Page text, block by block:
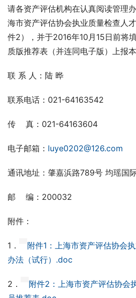
请各资产评估机构在认真阅读管理
海市资产评估协会执业质量检查人
件2），并于2016年10月15日前将
质版推荐表（并连同电子版）上报本
联 系 人：陆 晔
联系电话：021-64163542
传    真：021-64163604
电子邮箱： luye0202@126.com
通讯地址：肇嘉浜路789号 均瑶国
邮    编：200032
附件：
1．
附件1：上海市资产评估协会
办法（试行）.doc
2．
附件2：上海市资产评估协会